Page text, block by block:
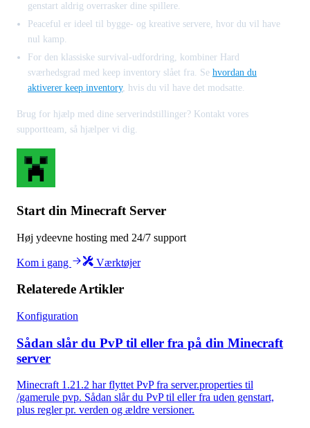
genstart aldrig overrasker dine spillere.
Peaceful er ideel til bygge- og kreative servere, hvor du vil have
nul kamp.
For den klassiske survival-udfordring, kombiner Hard
sværhedsgrad med keep inventory slået fra. Se hvordan du
aktiverer keep inventory, hvis du vil have det modsatte.
Brug for hjælp med dine serverindstillinger? Kontakt vores
supportteam, så hjælper vi dig.
Start din Minecraft Server
Høj ydeevne hosting med 24/7 support
Kom i gang Værktøjer
Relaterede Artikler
Konfiguration
Sådan slår du PvP til eller fra på din Minecraft
server
Minecraft 1.21.2 har flyttet PvP fra server.properties til
/gamerule pvp. Sådan slår du PvP til eller fra uden genstart,
plus regler pr. verden og ældre versioner.